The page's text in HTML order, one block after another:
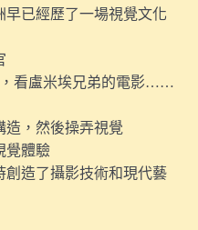
策劃一檔當代藝術
的體驗？
？」這個問題｜談啟發
觀察者的誕生：19世紀
早已經歷了一場視覺文化
，看盧米埃兄弟的電影……
造，然後操弄視覺
覺體驗
創造了攝影技術和現代藝